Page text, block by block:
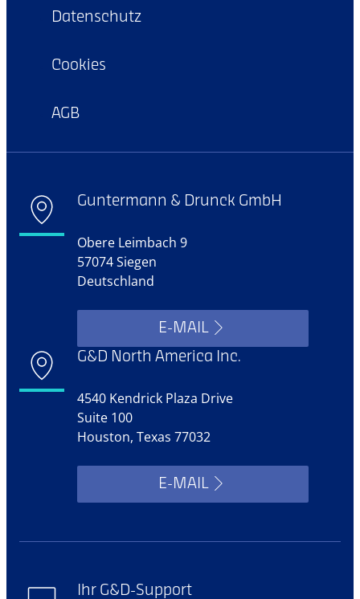
Datenschutz
Cookies
AGB
Guntermann & Drunck GmbH
Obere Leimbach 9
57074 Siegen
Deutschland
E-MAIL
G&D North America Inc.
4540 Kendrick Plaza Drive
Suite 100
Houston, Texas 77032
E-MAIL
Ihr G&D-Support